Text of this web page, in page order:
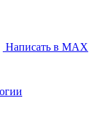
Написать в MAX